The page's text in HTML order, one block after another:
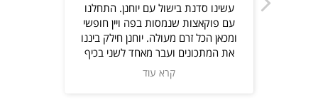
עשינו סדנת בישול עם יוחנן. התחלנו
עם פוקאצות שנמסות בפה ויין חופשי
ומכאן הכל זרם מעולה. יוחנן חילק ביננו
את המתכונים ועבר מאחד לשני בכיף
ונתן המון טיפים ולא פחות חשוב-ניתן
להתקשר אליו ולשאול שוב על
קרא עוד